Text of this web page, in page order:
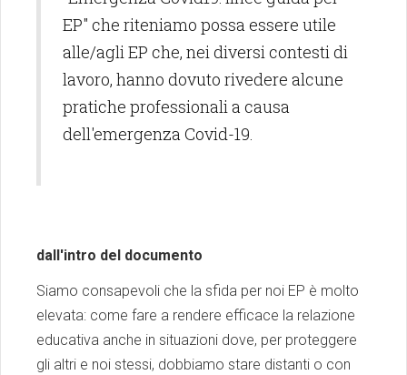
EP" che riteniamo possa essere utile
alle/agli EP che, nei diversi contesti di
lavoro, hanno dovuto rivedere alcune
pratiche professionali a causa
dell'emergenza Covid-19.
dall'intro del documento
Siamo consapevoli che la sfida per noi EP è molto
elevata: come fare a rendere efficace la relazione
educativa anche in situazioni dove, per proteggere
gli altri e noi stessi, dobbiamo stare distanti o con